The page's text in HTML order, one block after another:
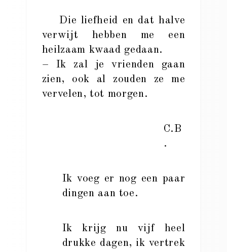
Die liefheid en dat halve
verwijt hebben me een
heilzaam kwaad gedaan.
– Ik zal je vrienden gaan
zien, ook al zouden ze me
vervelen, tot morgen.
C.B
.
Ik voeg er nog een paar
dingen aan toe.
Ik krijg nu vijf heel
drukke dagen, ik vertrek